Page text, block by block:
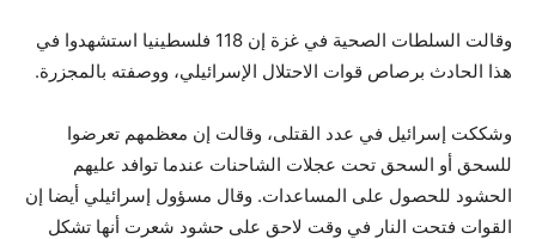
وقالت السلطات الصحية في غزة إن 118 فلسطينيا استشهدوا في
هذا الحادث برصاص قوات الاحتلال الإسرائيلي، ووصفته بالمجزرة.
وشككت إسرائيل في عدد القتلى، وقالت إن معظمهم تعرضوا
للسحق أو السحق تحت عجلات الشاحنات عندما توافد عليهم
الحشود للحصول على المساعدات. وقال مسؤول إسرائيلي أيضا إن
القوات فتحت النار في وقت لاحق على حشود شعرت أنها تشكل